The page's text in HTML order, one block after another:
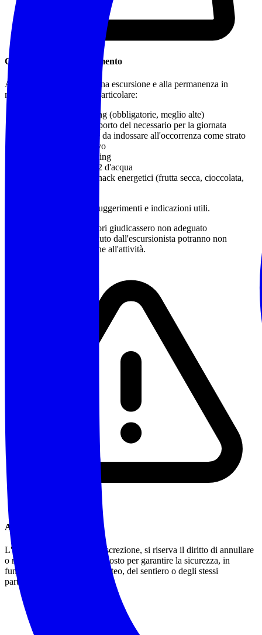
Cosa Portare / Abbigliamento
Abbigliamento idoneo a una escursione e alla permanenza in
montagna o in natura, in particolare:
Calzature da trekking (obbligatorie, meglio alte)
Zaino adatto al trasporto del necessario per la giornata
Capo impermeabile da indossare all'occorrenza come strato
più esterno protettivo
Bastoncini da trekking
Almeno 1 litro e 1/2 d'acqua
Pranzo al sacco e snack energetici (frutta secca, cioccolata,
Sono a disposizione per suggerimenti e indicazioni utili.
Qualora gli accompagnatori giudicassero non adeguato
l'equipaggiamento posseduto dall'escursionista potranno non
accettarne la partecipazione all'attività.
Annullamento/Modifiche
L'accompagnatore, a sua discrezione, si riserva il diritto di annullare
o modificare l'itinerario proposto per garantire la sicurezza, in
funzione delle condizioni meteo, del sentiero o degli stessi
partecipanti.